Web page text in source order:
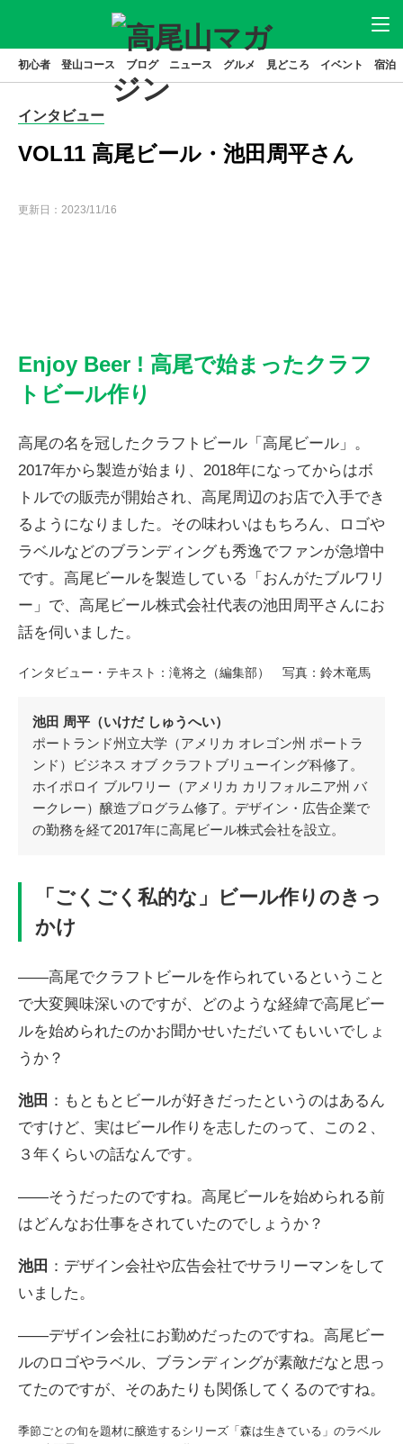
ニュース アクセス 駐車場
登山コース
イベント
特集
初心者 登山コース ブログ ニュース グルメ 見どころ イベント 宿泊
インタビュー
VOL11 高尾ビール・池田周平さん
更新日： 2023/11/16
Enjoy Beer ! 高尾で始まったクラフ
トビール作り
高尾の名を冠したクラフトビール「高尾ビール」。
2017年から製造が始まり、2018年になってからはボ
トルでの販売が開始され、高尾周辺のお店で入手でき
るようになりました。その味わいはもちろん、ロゴや
ラベルなどのブランディングも秀逸でファンが急増中
です。高尾ビールを製造している「おんがたブルワリ
ー」で、高尾ビール株式会社代表の池田周平さんにお
話を伺いました。
インタビュー・テキスト：滝将之（編集部） 写真：鈴木竜馬
池田 周平（いけだ しゅうへい）
ポートランド州立大学（アメリカ オレゴン州 ポートラ
ンド）ビジネス オブ クラフトブリューイング科修了。
ホイポロイ ブルワリー（アメリカ カリフォルニア州 バ
ークレー）醸造プログラム修了。デザイン・広告企業で
の勤務を経て2017年に高尾ビール株式会社を設立。
「ごくごく私的な」ビール作りのきっ
かけ
――高尾でクラフトビールを作られているということ
で大変興味深いのですが、どのような経緯で高尾ビー
ルを始められたのかお聞かせいただいてもいいでしょ
うか？
池田 ：もともとビールが好きだったというのはあるん
ですけど、実はビール作りを志したのって、この２、
３年くらいの話なんです。
――そうだったのですね。高尾ビールを始められる前
はどんなお仕事をされていたのでしょうか？
池田 ：デザイン会社や広告会社でサラリーマンをして
いました。
――デザイン会社にお勤めだったのですね。高尾ビー
ルのロゴやラベル、ブランディングが素敵だなと思っ
てたのですが、そのあたりも関係してくるのですね。
季節ごとの旬を題材に醸造するシリーズ「森は生きている」のラベル